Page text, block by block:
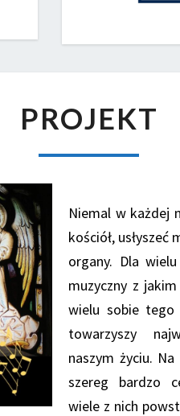
PROJEKT
Niemal w każdej
kościół,
organy. Dla
muzyczny z
wielu sobie tego
towarzyszy
naszym życiu.
szereg bardzo
wiele z nich